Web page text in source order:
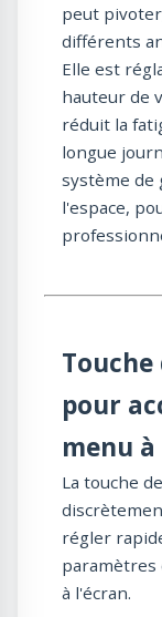
peut
différents
Elle est
hauteur de
réduit la
longue
système de
l'espace,
Touche
pour
menu
La touche
régler
paramètres
à l'écran.